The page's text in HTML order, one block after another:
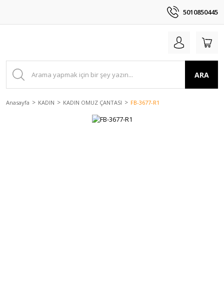
5010850445
ARA
Anasayfa KADIN KADIN OMUZ ÇANTASI FB-3677-R1